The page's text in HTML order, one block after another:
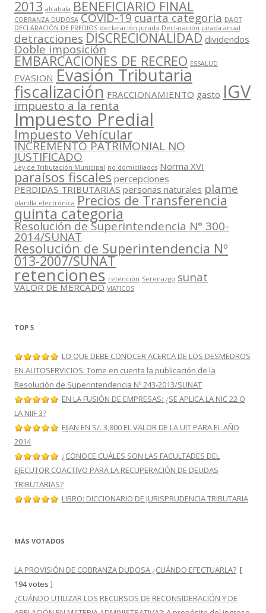
2013 alcabala BENEFICIARIO FINAL
COBRANZA DUDOSA COVID-19cuarta categoria DAOT
DECLARACIÓN DE PREDIOS declaración jurada Declaración jurada anual
detracciones DISCRECIONALIDAD dividendos
Doble imposición
EMBARCACIONES DE RECREO ESSALUD
EVASION Evasión Tributaria
fiscalización FRACCIONAMIENTO gasto IGV
impuesto a la renta
Impuesto Predial
Impuesto Vehícular
INCREMENTO PATRIMONIAL NO
JUSTIFICADO
Ley de Tributación Municipal no domiciliados Norma XVI
paraísos fiscales percepciones
PERDIDAS TRIBUTARIAS personas naturales plame
planilla electrónica Precios de Transferencia
quinta categoria
Resolución de Superintendencia N° 300-
2014/SUNAT
Resolución de Superintendencia Nº
013-2007/SUNAT
retenciones retención Serenazgo sunat
VALOR DE MERCADO VIATICOS
TOP 5
LO QUE DEBE CONOCER ACERCA DE LOS DESMEDROS
EN AUTOSERVICIOS: Tome en cuenta la publicación de la
Resolución de Superintendencia Nº 243-2013/SUNAT
EN LA FUSIÓN DE EMPRESAS: ¿SE APLICA LA NIC 22 O
LA NIIF 3?
FIJAN EN S/. 3,800 EL VALOR DE LA UIT PARA EL AÑO
2014
¿CONOCE CUÁLES SON LAS FACULTADES DEL
EJECUTOR COACTIVO PARA LA RECUPERACIÓN DE DEUDAS
TRIBUTARIAS?
LIBRO: DICCIONARIO DE JURISPRUDENCIA TRIBUTARIA
MÁS VOTADOS
LA PROVISIÓN DE COBRANZA DUDOSA ¿CUÁNDO EFECTUARLA? [
194 votes ]
¿CUÁNDO UTILIZAR LOS RECURSOS DE RECONSIDERACIÓN Y DE